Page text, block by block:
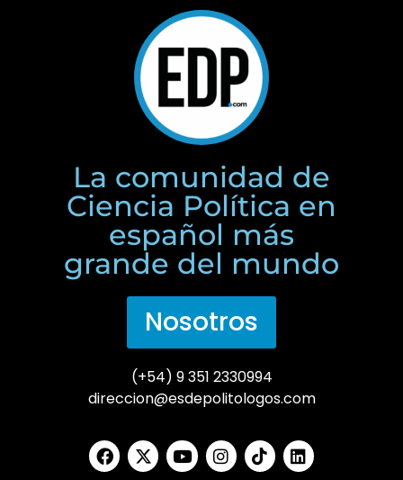
La comunidad de
Ciencia Política en
español más
grande del mundo
Nosotros
(+54) 9 351 2330994
direccion@esdepolitologos.com